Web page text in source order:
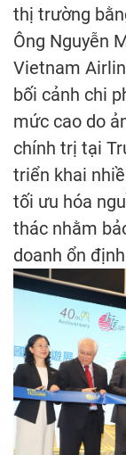
thị trường
Ông Nguyễn
Vietnam
bối cảnh chi
mức cao do
chính trị tại
triển khai
tối ưu hóa
thác nhằm
doanh ổn